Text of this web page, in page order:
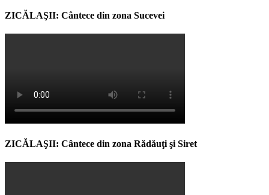
ZICĂLAŞII: Cântece din zona Sucevei
ZICĂLAŞII: Cântece din zona Rădăuţi şi Siret